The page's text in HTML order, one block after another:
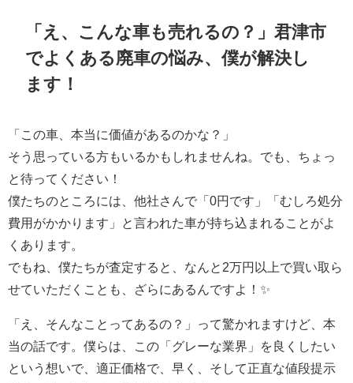
「え、こんな車も売れるの？」君津市
でよくある廃車の悩み、僕が解決し
ます！
「この車、本当に価値があるのかな？」
そう思っている方もいるかもしれませんね。でも、ちょっ
と待ってください！
僕たちのところには、他社さんで「0円です」「むしろ処分
費用がかかります」と言われた車が持ち込まれることがよ
くあります。
でもね、僕たちが査定すると、なんと2万円以上で買い取ら
せていただくことも、ざらにあるんですよ！✨
「え、そんなことってあるの？」って驚かれますけど、本
当の話です。僕らは、この「グレーな業界」を良くしたい
という想いで、適正価格で、早く、そして正直な値段提示